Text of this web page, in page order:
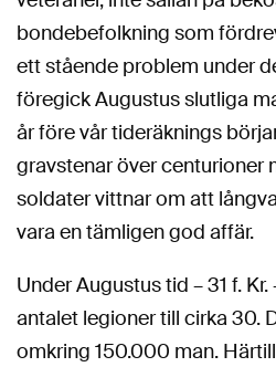
bondebefolkning som
ett stående problem under
föregick Augustus slutliga
år före vår tideräknings
gravstenar över centurioner
soldater vittnar om att
vara en tämligen god affär.
Under Augustus tid – 31 f. Kr.
antalet legioner till cirka 30.
omkring 150.000 man.